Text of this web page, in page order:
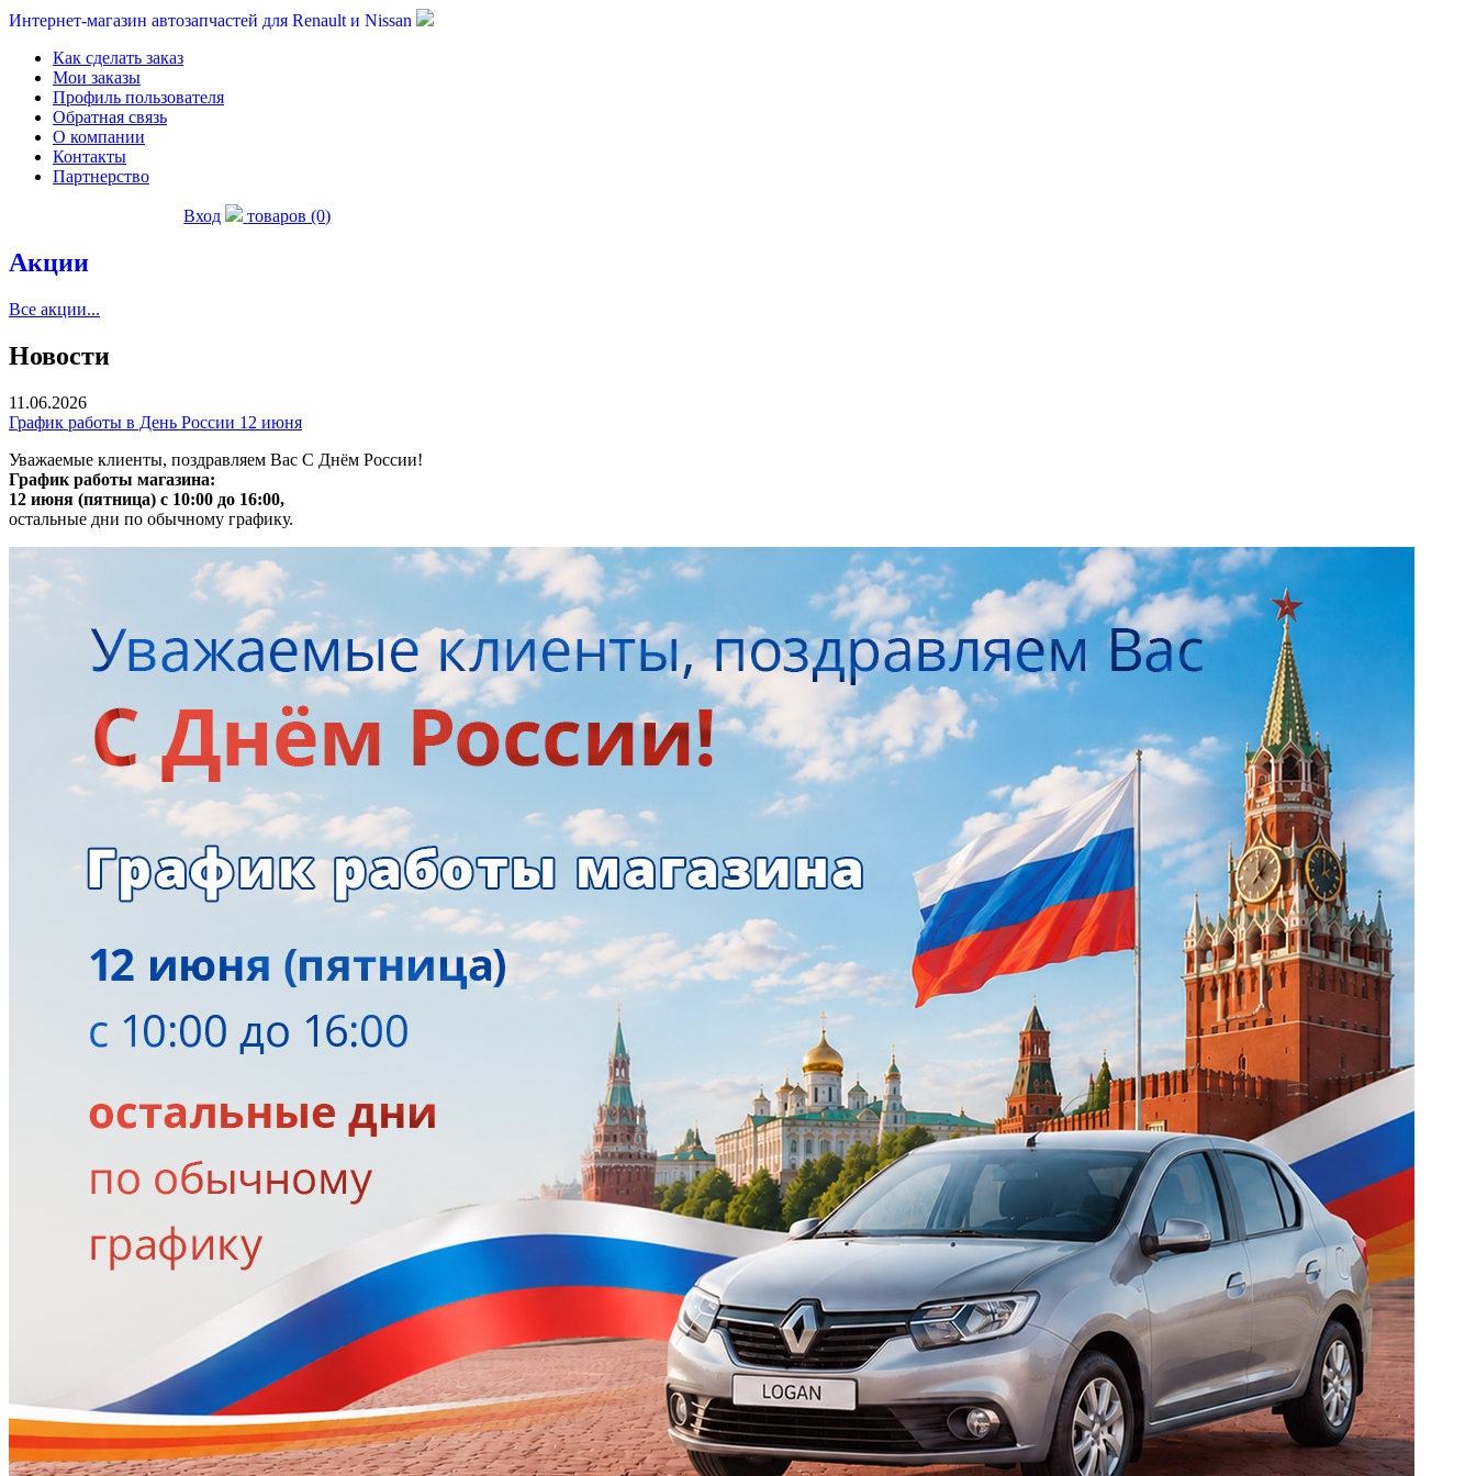
Интернет-магазин автозапчастей для Renault и Nissan
Как сделать заказ
Мои заказы
Профиль пользователя
Обратная связь
О компании
Контакты
Партнерство
Вход товаров (0)
Акции
Все акции...
Новости
11.06.2026
График работы в День России 12 июня
Уважаемые клиенты, поздравляем Вас С Днём России!
График работы магазина:
12 июня (пятница) с 10:00 до 16:00,
остальные дни по обычному графику.